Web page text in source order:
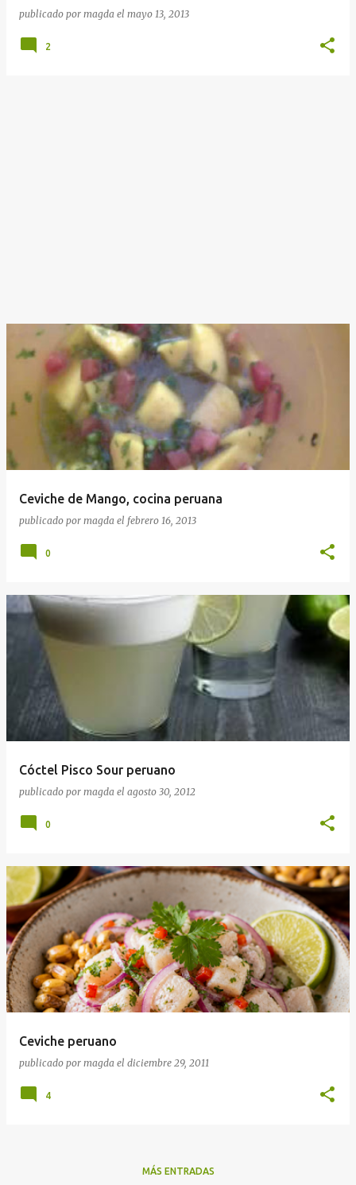
publicado por magda el mayo 13, 2013
2
Ceviche de Mango, cocina peruana
publicado por magda el febrero 16, 2013
0
Cóctel Pisco Sour peruano
publicado por magda el agosto 30, 2012
0
Ceviche peruano
publicado por magda el diciembre 29, 2011
4
MÁS ENTRADAS